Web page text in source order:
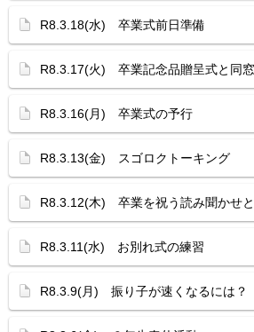
R8.3.18(水) 卒業式前日準備
R8.3.17(火) 卒業記念品贈呈式と同
R8.3.16(月) 卒業式の予行
R8.3.13(金) スゴロクトーキング
R8.3.12(木) 卒業を祝う読み聞かせ
R8.3.11(水) お別れ式の練習
R8.3.9(月) 振り子が速くなるには？